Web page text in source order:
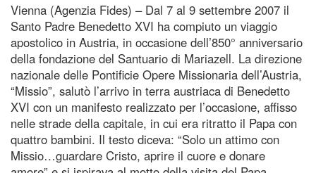
Vienna (Agenzia Fides) – Dal 7 al 9 settembre 2007 il
Santo Padre Benedetto XVI ha compiuto un viaggio
apostolico in Austria, in occasione dell’850° anniversario
della fondazione del Santuario di Mariazell. La direzione
nazionale delle Pontificie Opere Missionaria dell’Austria,
“Missio”, salutò l’arrivo in terra austriaca di Benedetto
XVI con un manifesto realizzato per l’occasione, affisso
nelle strade della capitale, in cui era ritratto il Papa con
quattro bambini. Il testo diceva: “Solo un attimo con
Missio…guardare Cristo, aprire il cuore e donare